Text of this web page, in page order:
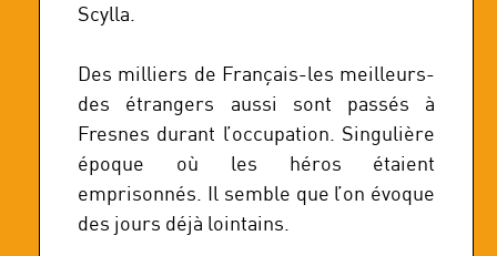
Scylla.
Des milliers de Français-les meilleurs-
des étrangers aussi sont passés à
Fresnes durant l’occupation. Singulière
époque où les héros étaient
emprisonnés. Il semble que l’on évoque
des jours déjà lointains.